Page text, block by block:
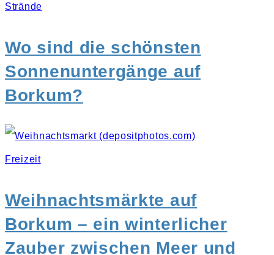
Strände
Wo sind die schönsten
Sonnenuntergänge auf
Borkum?
Freizeit
Weihnachtsmärkte auf
Borkum – ein winterlicher
Zauber zwischen Meer und